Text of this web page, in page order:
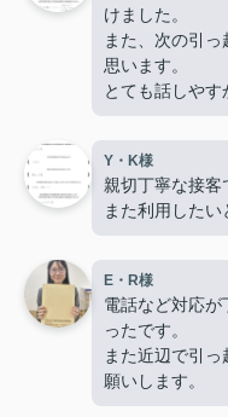
けました。
また、次の引
思います。
とても話しやす
Y・K様
親切丁寧な接客
また利用したい
E・R様
電話など対応
ったです。
また近辺で引
願いします。